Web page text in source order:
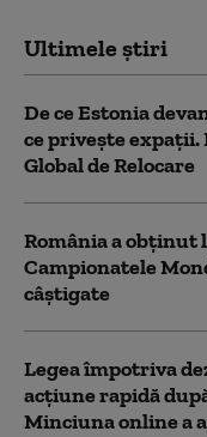
Ultimele știri
De ce Estonia
ce privește expații.
Global de Relocare
România a obținut
Campionatele
câștigate
Legea împotriva
acțiune rapidă
Minciuna online a